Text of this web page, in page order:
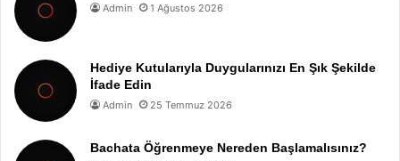
Admin 1 Ağustos 2026
Hediye Kutularıyla Duygularınızı En Şık Şekilde
İfade Edin
Admin 25 Temmuz 2026
Bachata Öğrenmeye Nereden Başlamalısınız?